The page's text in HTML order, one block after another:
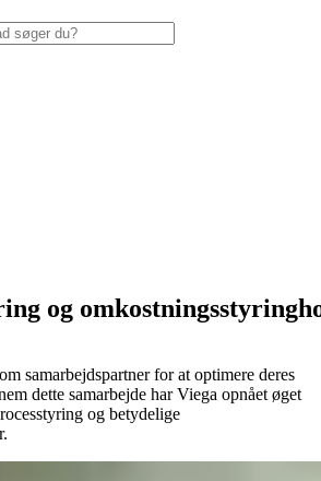
og
samarbejdspartner for at optimere deres
dette samarbejde har Viega opnået øget
og betydelige